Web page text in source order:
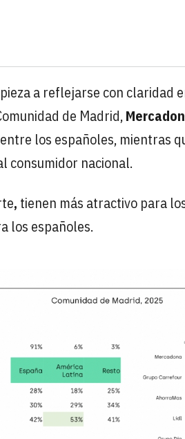
a reflejarse con claridad
de Madrid,
los españoles, mientras
consumidor nacional.
, tienen más atractivo para
los españoles.